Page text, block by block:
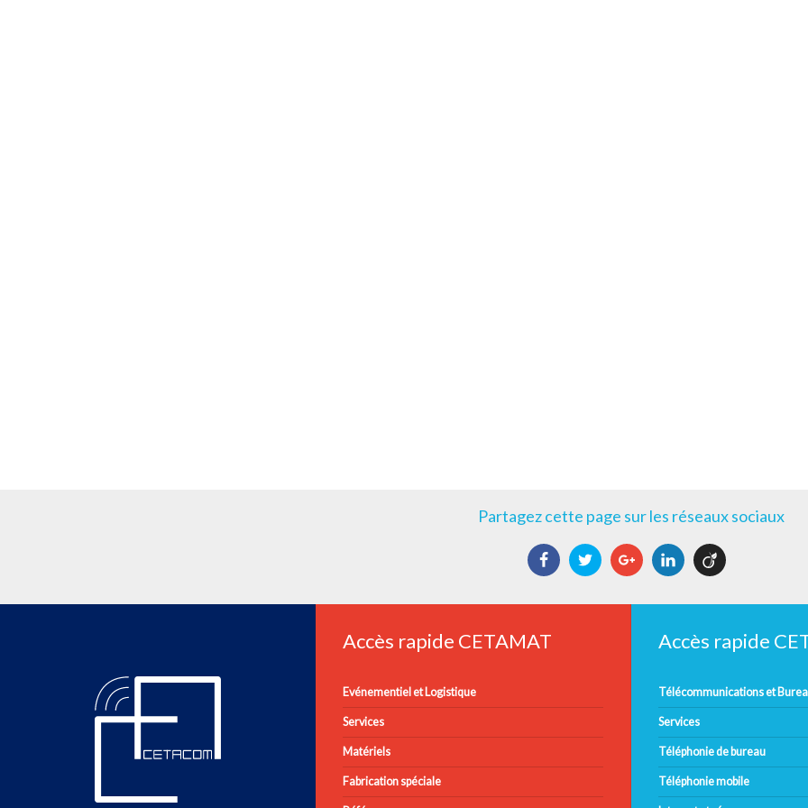
Partagez cette page sur les réseaux sociaux
FacebookTwitter Google+LinkedIn
Accès rapide CETAMAT
Evénementiel et Logistique
Services
Matériels
Fabrication spéciale
Accès rapide
Télécommunications et
Services
Téléphonie de bureau
Téléphonie mobile